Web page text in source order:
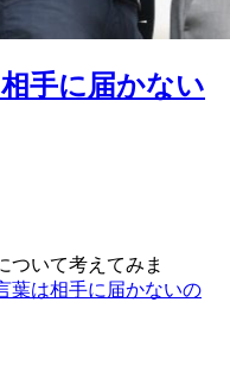
手に届かない
ついて考えてみま
葉は相手に届かないの